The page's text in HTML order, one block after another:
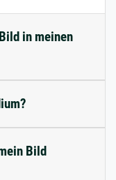
in meinen
Bild